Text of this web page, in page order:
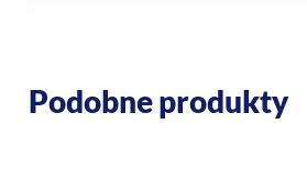
Podobne produkty